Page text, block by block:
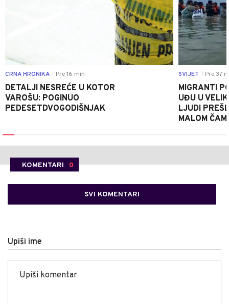
CRNA HRONIKA Pre 16 min
DETALJI NESREĆE U KOTOR
VAROŠU: POGINUO
PEDESETDVOGODIŠNJAK
SVIJET Pre 37
MIGRANTI
UĐU U
LJUDI
MALOM
KOMENTARI 0
SVI KOMENTARI
Upiši ime